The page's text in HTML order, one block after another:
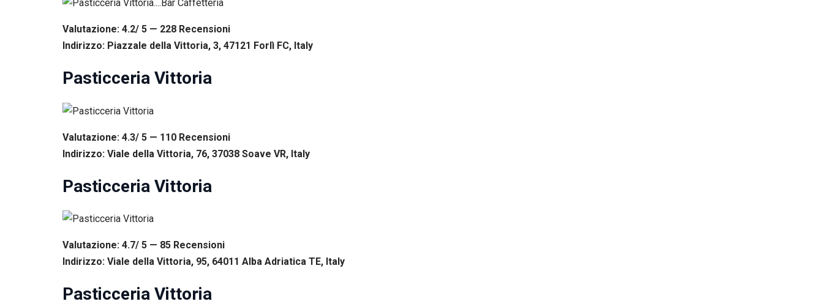
Valutazione: 4.2/ 5 — 228 Recensioni
Indirizzo: Piazzale della Vittoria, 3, 47121 Forlì FC, Italy
Pasticceria Vittoria
Valutazione: 4.3/ 5 — 110 Recensioni
Indirizzo: Viale della Vittoria, 76, 37038 Soave VR, Italy
Pasticceria Vittoria
Valutazione: 4.7/ 5 — 85 Recensioni
Indirizzo: Viale della Vittoria, 95, 64011 Alba Adriatica TE, Italy
Pasticceria Vittoria